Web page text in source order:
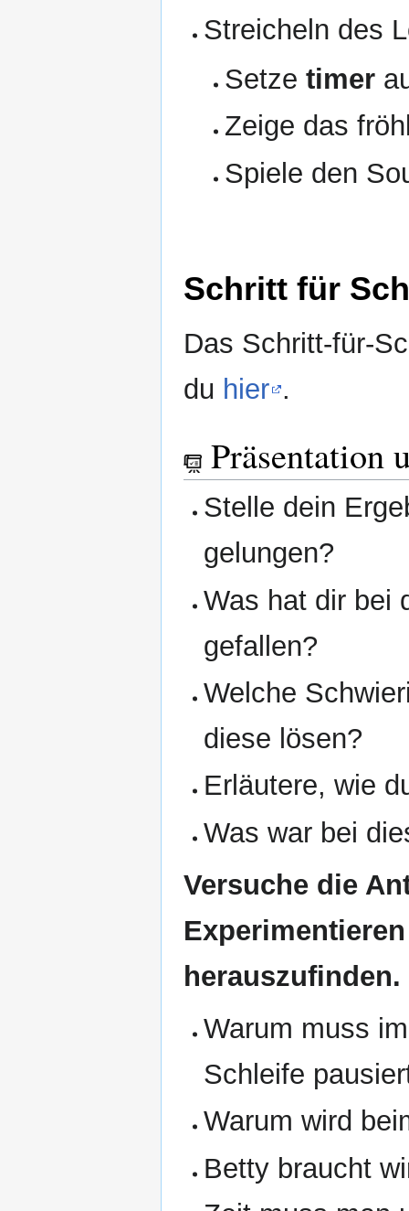
Streicheln des
Setze timer
Zeige das
Spiele den
Schritt für
Das Schritt-für-
du hier .
Präsentation
Stelle dein
gelungen?
Was hat dir bei
gefallen?
Welche
diese lösen?
Erläutere, wie
Was war bei
Versuche die
herauszufinden.
Warum muss
Schleife
Warum wird
Betty braucht